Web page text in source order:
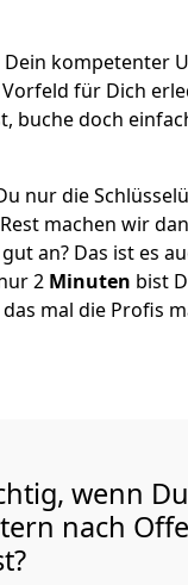
Dein kompetenter
für Dich
buche doch
nur die
machen wir
an? Das ist es
2 Minuten bist
mal die Profis
wenn
nach